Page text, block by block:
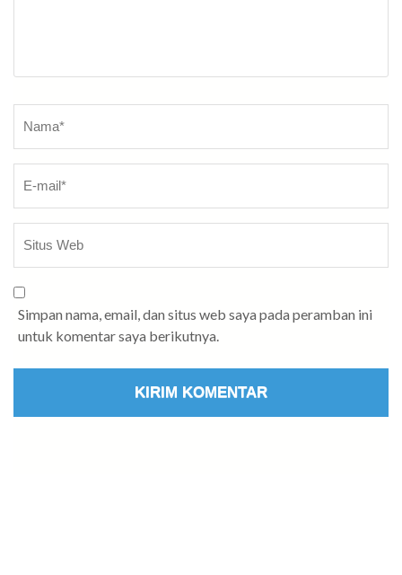
Simpan nama, email, dan situs web saya pada peramban ini
untuk komentar saya berikutnya.